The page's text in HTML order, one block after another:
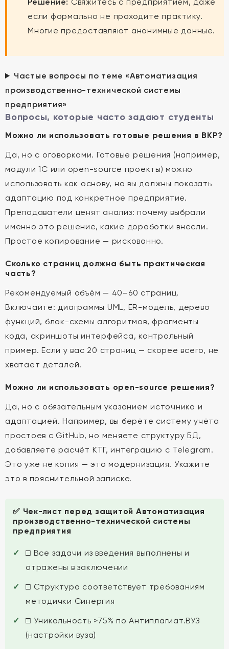
если формально не проходите практику.
Многие предоставляют анонимные данные.
Частые вопросы по теме «Автоматизация
производственно-технической системы
предприятия»
Вопросы, которые часто задают студенты
Можно ли использовать готовые решения в ВКР?
Да, но с оговорками. Готовые решения (например,
модули 1С или open-source проекты) можно
использовать как основу, но вы должны показать
адаптацию под конкретное предприятие.
Преподаватели ценят анализ: почему выбрали
именно это решение, какие доработки внесли.
Простое копирование — рискованно.
Сколько страниц должна быть практическая
часть?
Рекомендуемый объём — 40–60 страниц.
Включайте: диаграммы UML, ER-модель, дерево
функций, блок-схемы алгоритмов, фрагменты
кода, скриншоты интерфейса, контрольный
пример. Если у вас 20 страниц — скорее всего, не
хватает деталей.
Можно ли использовать open-source решения?
Да, но с обязательным указанием источника и
адаптацией. Например, вы берёте систему учёта
простоев с GitHub, но меняете структуру БД,
добавляете расчёт КТГ, интеграцию с Telegram.
Это уже не копия — это модернизация. Укажите
это в пояснительной записке.
✅ Чек-лист перед защитой Автоматизация
производственно-технической системы
предприятия
□ Все задачи из введения выполнены и
отражены в заключении
□ Структура соответствует требованиям
методички Синергия
□ Уникальность >75% по Антиплагиат.ВУЗ
(настройки вуза)